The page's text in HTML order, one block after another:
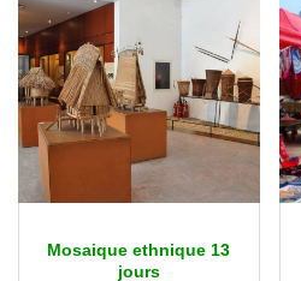
Mosaique ethnique 13
jours